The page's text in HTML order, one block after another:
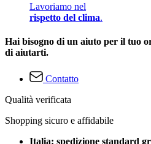
Lavoriamo nel
rispetto del clima.
Hai bisogno di un aiuto per il tuo
di aiutarti.
Contatto
Qualità verificata
Shopping sicuro e affidabile
Italia: spedizione standard